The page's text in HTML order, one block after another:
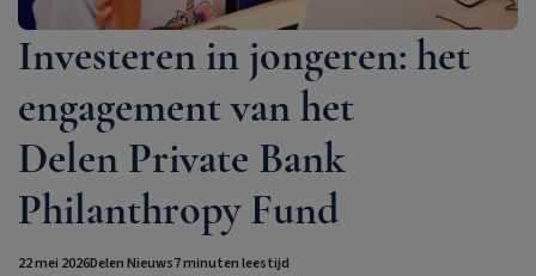
Investeren in jongeren: het
engagement van het
Delen Private Bank
Philanthropy Fund
22 mei 2026Delen Nieuws7 minuten leestijd